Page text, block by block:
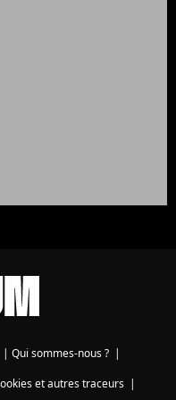
| Qui sommes-nous ? |
et autres traceurs|